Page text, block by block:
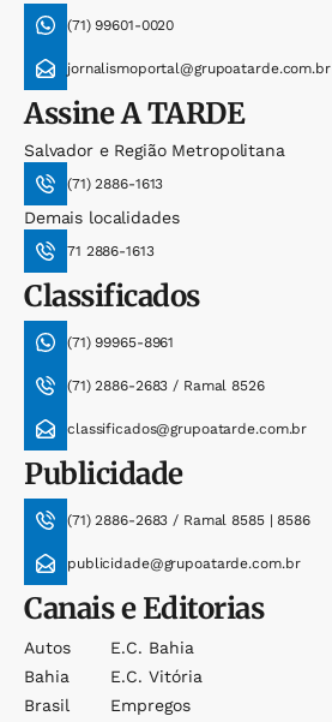
(71) 99601-0020
jornalismoportal@grupoatarde.com.br
AssineA TARDE
Salvador e Região Metropolitana
(71) 2886-1613
Demais localidades
71 2886-1613
Classificados
(71) 99965-8961
(71) 2886-2683 / Ramal 8526
classificados@grupoatarde.com.br
Publicidade
(71) 2886-2683 / Ramal 8585 | 8586
publicidade@grupoatarde.com.br
Canais e Editorias
Autos
Bahia
Brasil
E.c. Bahia
E.c. Vitória
Empregos